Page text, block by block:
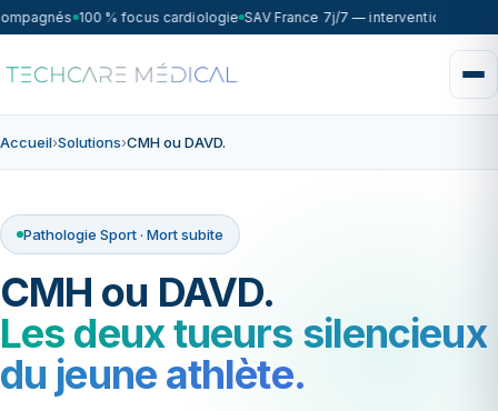
100 % focus cardiologie SAV France 7j/7 — intervention sous
Accueil›Solutions›CMH ou DAVD.
Pathologie Sport · Mort subite
CMH ou DAVD.
Les deux tueurs silencieux
du jeune athlète.